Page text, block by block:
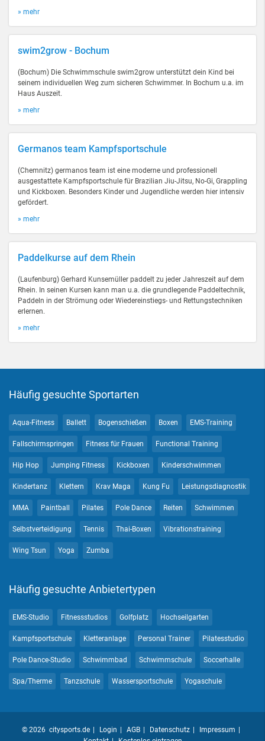
» mehr
swim2grow - Bochum
(Bochum) Die Schwimmschule swim2grow unterstützt dein Kind bei
seinem individuellen Weg zum sicheren Schwimmer. In Bochum u.a. im
Haus Auszeit.
» mehr
Germanos team Kampfsportschule
(Chemnitz) germanos team ist eine moderne und professionell
ausgestattete Kampfsportschule für Brazilian Jiu-Jitsu, No-Gi, Grappling
und Kickboxen. Besonders Kinder und Jugendliche werden hier intensiv
gefördert.
» mehr
Paddelkurse auf dem Rhein
(Laufenburg) Gerhard Kunsemüller paddelt zu jeder Jahreszeit auf dem
Rhein. In seinen Kursen kann man u.a. die grundlegende Paddeltechnik,
Paddeln in der Strömung oder Wiedereinstiegs- und Rettungstechniken
erlernen.
» mehr
Häufig gesuchte Sportarten
Aqua-Fitness Ballett Bogenschießen Boxen EMS-Training
Fallschirmspringen Fitness für Frauen Functional Training
Hip Hop Jumping Fitness Kickboxen Kinderschwimmen
Kindertanz Klettern Krav Maga Kung Fu Leistungsdiagnostik
MMA Paintball Pilates Pole Dance Reiten Schwimmen
Selbstverteidigung Tennis Thai-Boxen Vibrationstraining
Wing Tsun Yoga Zumba
Häufig gesuchte Anbietertypen
EMS-Studio Fitnessstudios Golfplatz Hochseilgarten
Kampfsportschule Kletteranlage Personal Trainer Pilatesstudio
Pole Dance-Studio Schwimmbad Schwimmschule Soccerhalle
Spa/Therme Tanzschule Wassersportschule Yogaschule
© 2026 citysports.de Login AGB Datenschutz
Impressum